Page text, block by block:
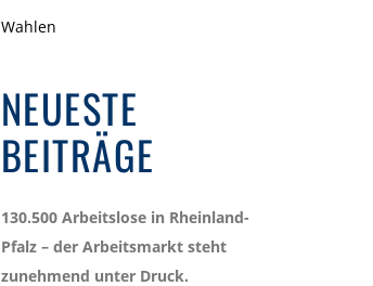
Wahlen
NEUESTE
BEITRÄGE
130.500 Arbeitslose in Rheinland-
Pfalz – der Arbeitsmarkt steht
zunehmend unter Druck.